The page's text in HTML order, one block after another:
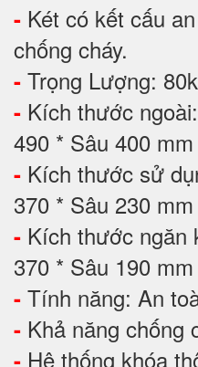
- Két có kết cấu
chống cháy.
- Trọng Lượng:
- Kích thước
490 * Sâu 400 mm
- Kích thước sử
370 * Sâu 230 mm
- Kích thước ngăn
370 * Sâu 190 mm
- Tính năng: An
- Khả năng chống
- Hệ thống khóa